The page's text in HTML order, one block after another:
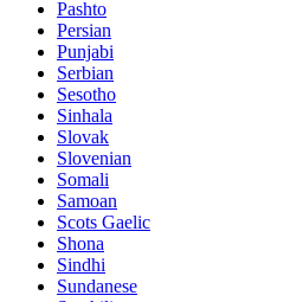
Pashto
Persian
Punjabi
Serbian
Sesotho
Sinhala
Slovak
Slovenian
Somali
Samoan
Scots Gaelic
Shona
Sindhi
Sundanese